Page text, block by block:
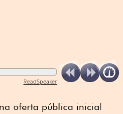
ReadSpeaker
oferta pública inicial